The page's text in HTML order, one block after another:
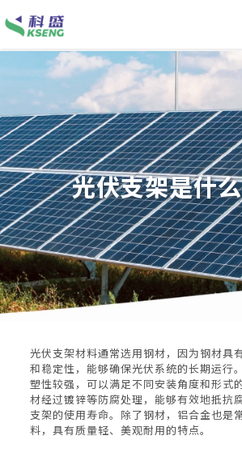
光伏支架是什
光伏支架材料通常选用钢材，因为钢材具
和稳定性，能够确保光伏系统的长期运行
塑性较强，可以满足不同安装角度和形式
材经过镀锌等防腐处理，能够有效地抵抗
支架的使用寿命。除了钢材，铝合金也是
料，具有质量轻、美观耐用的特点。